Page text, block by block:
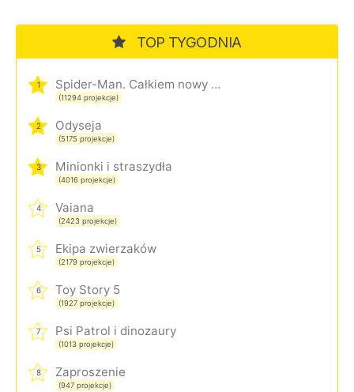
TOP TYGODNIA
1 Spider-Man. Całkiem nowy dzień
(11294 projekcje)
2 Odyseja
(5175 projekcje)
3 Minionki i straszydła
(4016 projekcje)
4 Vaiana
(2423 projekcje)
5 Ekipa zwierzaków
(2179 projekcje)
6 Toy Story 5
(1927 projekcje)
7 Psi Patrol i dinozaury
(1013 projekcje)
8 Zaproszenie
(947 projekcje)